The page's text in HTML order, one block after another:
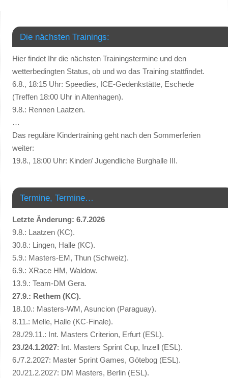
Die nächsten Trainings:
Hier findet Ihr die nächsten Trainingstermine und den
wetterbedingten Status, ob und wo das Training stattfindet.
6.8., 18:15 Uhr: Speedies, ICE-Gedenkstätte, Eschede
(Treffen 18:00 Uhr in Altenhagen).
9.8.: Rennen Laatzen.
…
Das reguläre Kindertraining geht nach den Sommerferien
weiter:
19.8., 18:00 Uhr: Kinder/ Jugendliche Burghalle III.
Termine, Termine…
Letzte Änderung: 6.7.2026
9.8.: Laatzen (KC).
30.8.: Lingen, Halle (KC).
5.9.: Masters-EM, Thun (Schweiz).
6.9.: XRace HM, Waldow.
13.9.: Team-DM Gera.
27.9.: Rethem (KC).
18.10.: Masters-WM, Asuncion (Paraguay).
8.11.: Melle, Halle (KC-Finale).
28./29.11.: Int. Masters Criterion, Erfurt (ESL).
23./24.1.2027: Int. Masters Sprint Cup, Inzell (ESL).
6./7.2.2027: Master Sprint Games, Götebog (ESL).
20./21.2.2027: DM Masters, Berlin (ESL).